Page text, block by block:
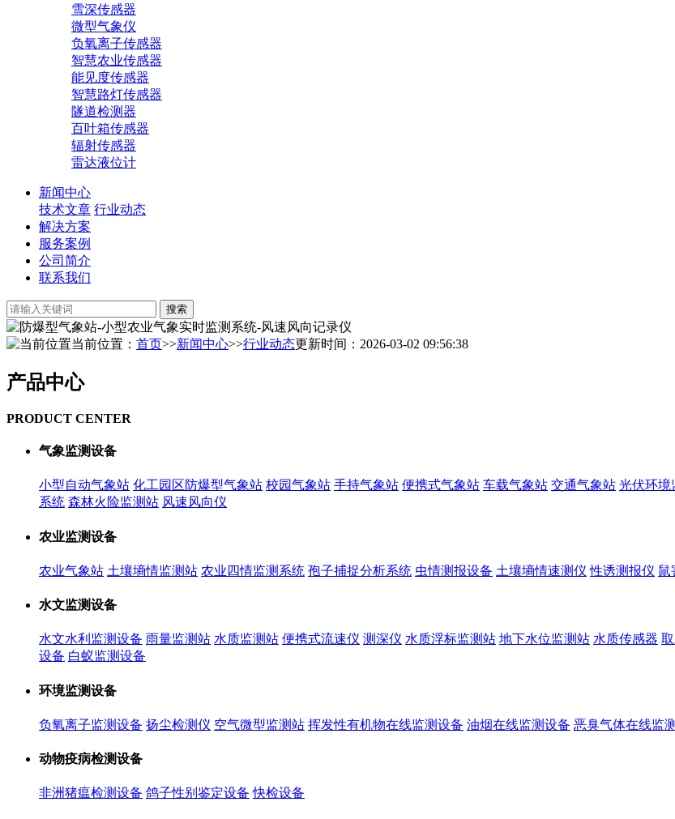
雪深传感器
微型气象仪
负氧离子传感器
智慧农业传感器
能见度传感器
智慧路灯传感器
隧道检测器
百叶箱传感器
辐射传感器
雷达液位计
新闻中心
技术文章 行业动态
解决方案
服务案例
公司简介
联系我们
当前位置： 首页>>新闻中心>>行业动态更新时间：2026-03-02 09:56:38
产品中心
PRODUCT CENTER
气象监测设备
小型自动气象站 化工园区防爆型气象站 校园气象站 手持气象站 便携式气象站 车载气象站 交通气象站 光伏环境
系统 森林火险监测站 风速风向仪
农业监测设备
农业气象站 土壤墒情监测站 农业四情监测系统 孢子捕捉分析系统 虫情测报设备 土壤墒情速测仪 性诱测报仪 鼠
水文监测设备
水文水利监测设备 雨量监测站 水质监测站 便携式流速仪 测深仪 水质浮标监测站 地下水位监测站 水质传感器
设备 白蚁监测设备
环境监测设备
负氧离子监测设备 扬尘检测仪 空气微型监测站 挥发性有机物在线监测设备 油烟在线监测设备 恶臭气体在线监
动物疫病检测设备
非洲猪瘟检测设备 鸽子性别鉴定设备 快检设备